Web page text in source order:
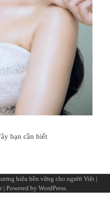
bạn cần biết
hiệu bền vững cho người Việt |
| Powered by WordPress